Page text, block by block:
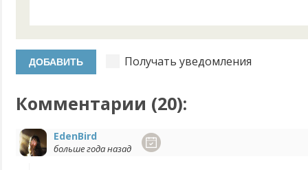
Получать уведомления
Комментарии (20):
EdenBird
больше года назад